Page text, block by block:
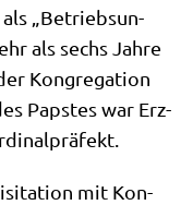
„Betriebs­un­
als sechs Jah­re
Kon­gre­ga­ti­on
Pap­stes war Erz­
mit Kon­